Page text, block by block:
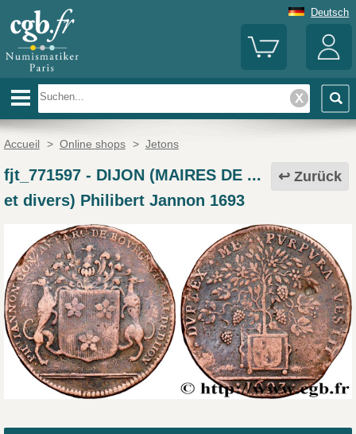
Deutsch
Accueil > Online shops > Jetons
Zurück
fjt_771597- DIJON (MAIRES DE ...
et divers) Philibert Jannon 1693